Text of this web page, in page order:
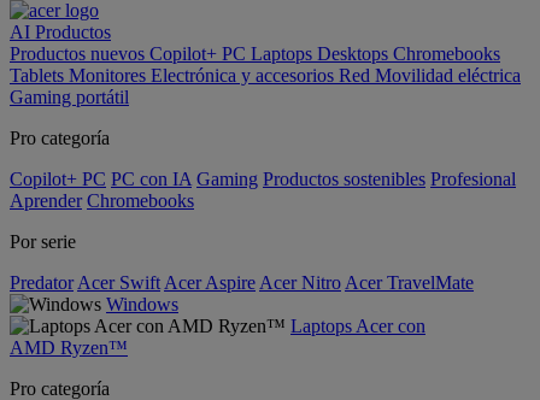
AI Productos
Productos nuevos Copilot+ PC Laptops Desktops Chromebooks
Tablets Monitores Electrónica y accesorios Red Movilidad eléctrica
Gaming portátil
Pro categoría
Copilot+ PC PC con IA Gaming Productos sostenibles Profesional
Aprender Chromebooks
Por serie
Predator Acer Swift Acer Aspire Acer Nitro Acer TravelMate
Windows
Laptops Acer con
AMD Ryzen™
Pro categoría